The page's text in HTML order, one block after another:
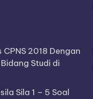
2018 Dengan
Studi di
Sila 1 – 5 Soal